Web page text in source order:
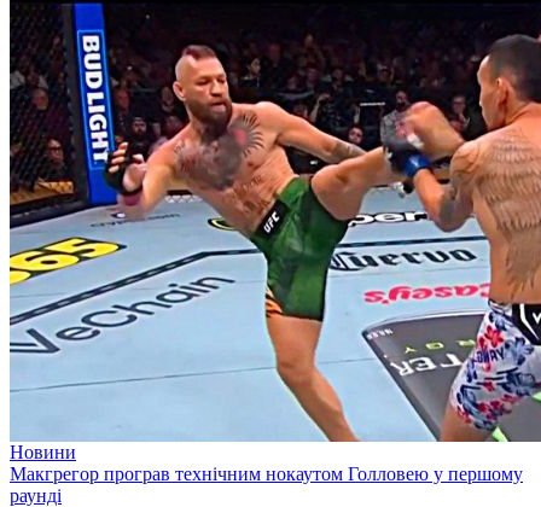
Новини
Макгрегор програв технічним нокаутом Голловею у першому
раунді